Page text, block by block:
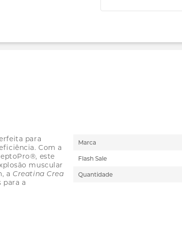
para
Com a
este
muscular
a Creatina Crea
para a
Mais
Marca
Flash Sale
Quantidade